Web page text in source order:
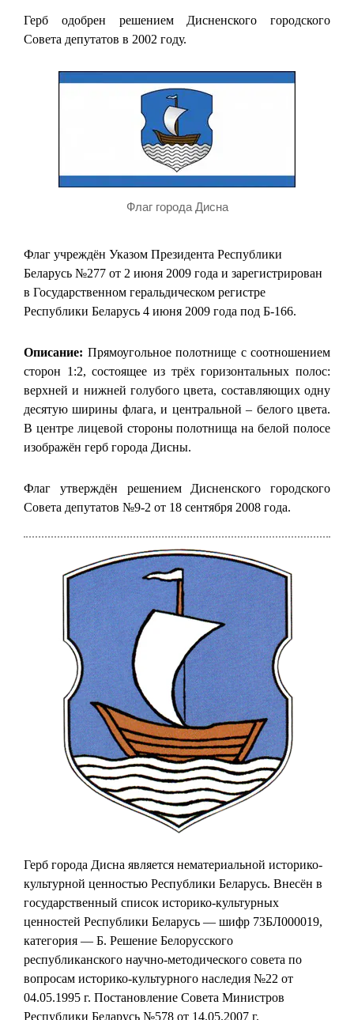
Герб одобрен решением Дисненского городского
Совета депутатов в 2002 году.
Флаг города Дисна
Флаг учреждён Указом Президента Республики
Беларусь №277 от 2 июня 2009 года и зарегистрирован
в Государственном геральдическом регистре
Республики Беларусь 4 июня 2009 года под Б-166.
Описание: Прямоугольное полотнище с соотношением
сторон 1:2, состоящее из трёх горизонтальных полос:
верхней и нижней голубого цвета, составляющих одну
десятую ширины флага, и центральной – белого цвета.
В центре лицевой стороны полотнища на белой полосе
изображён герб города Дисны.
Флаг утверждён решением Дисненского городского
Совета депутатов №9-2 от 18 сентября 2008 года.
Герб города Дисна является нематериальной историко-
культурной ценностью Республики Беларусь. Внесён в
государственный список историко-культурных
ценностей Республики Беларусь — шифр 73БЛ000019,
категория — Б. Решение Белорусского
республиканского научно-методического совета по
вопросам историко-культурного наследия №22 от
04.05.1995 г. Постановление Совета Министров
Республики Беларусь №578 от 14.05.2007 г.